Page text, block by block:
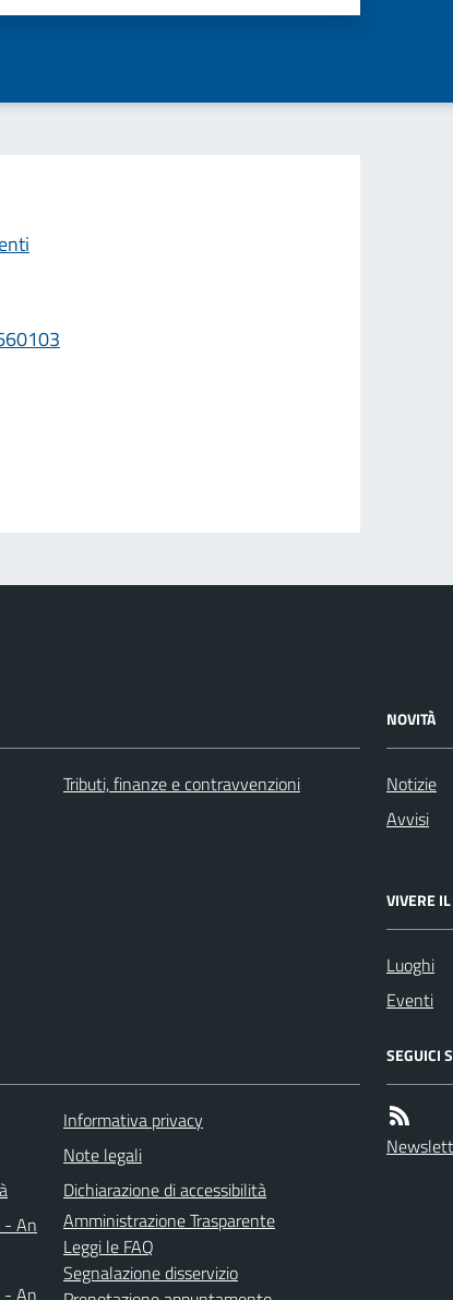
Tributi, finanze e contravvenzioni
NOVITÀ
Notizie
Avvisi
VIVERE
Luoghi
Eventi
- An
- An
Informativa privacy
Note legali
Dichiarazione di accessibilità
Amministrazione Trasparente
Leggi le FAQ
Segnalazione disservizio
SEGUICI